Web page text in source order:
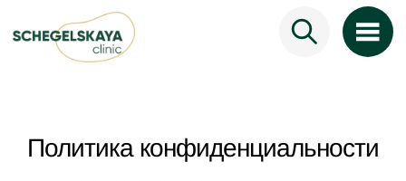
Политика конфиденциальности